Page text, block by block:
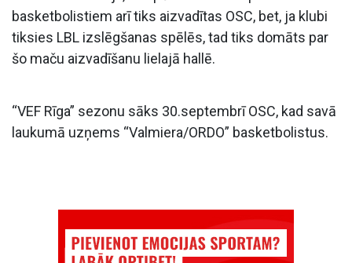
basketbolistiem arī tiks aizvadītas OSC, bet, ja klubi
tiksies LBL izslēgšanas spēlēs, tad tiks domāts par
šo maču aizvadīšanu lielajā hallē.
“VEF Rīga” sezonu sāks 30.septembrī OSC, kad savā
laukumā uzņems “Valmiera/ORDO” basketbolistus.